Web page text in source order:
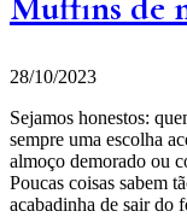
28/10/2023
Sejamos honestos:
sempre uma escolha
almoço demorado ou
Poucas coisas sabem
acabadinha de sair do